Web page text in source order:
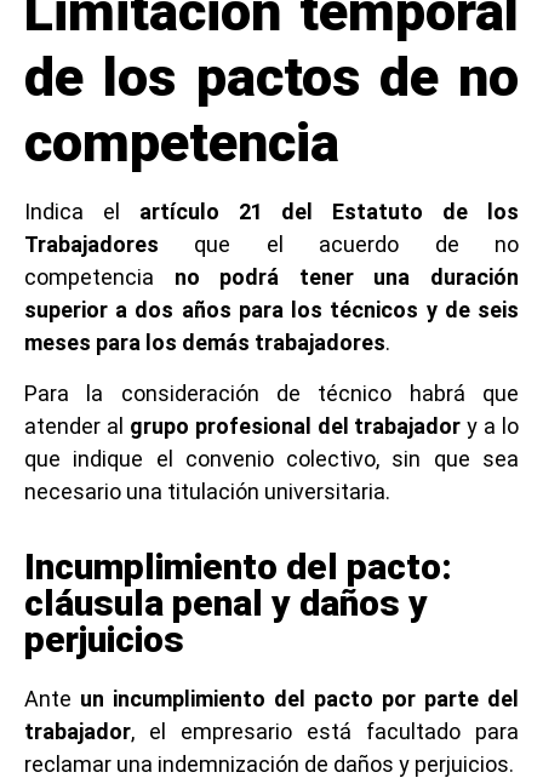
de los pactos de no
competencia
Indica el artículo 21 del Estatuto de los
Trabajadores que el acuerdo de no
competencia no podrá tener una duración
superior a dos años para los técnicos y de seis
meses para los demás trabajadores.
Para la consideración de técnico habrá que
atender al grupo profesional del trabajadory a lo
que indique el convenio colectivo, sin que sea
necesario una titulación universitaria.
Incumplimiento del pacto:
cláusula penal y daños y
perjuicios
Ante un incumplimiento del pacto por parte del
trabajador, el empresario está facultado para
reclamar una indemnización de daños y perjuicios.